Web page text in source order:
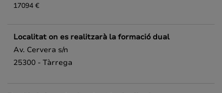
17094 €
Localitat on es realitzarà la formació dual
Av. Cervera s/n
25300 - Tàrrega